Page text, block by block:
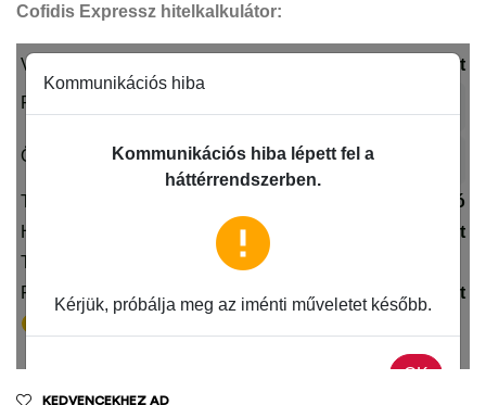
Cofidis Expressz hitelkalkulátor:
KEDVENCEKHEZ AD